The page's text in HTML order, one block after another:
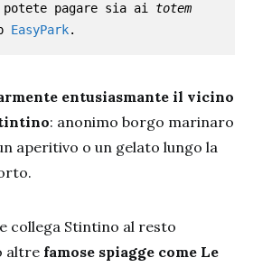
potete pagare sia ai totem
EasyPark.
entusiasmante il vicino
: anonimo borgo marinaro
aperitivo o un gelato lungo la
collega Stintino al resto
altre famose spiagge come Le